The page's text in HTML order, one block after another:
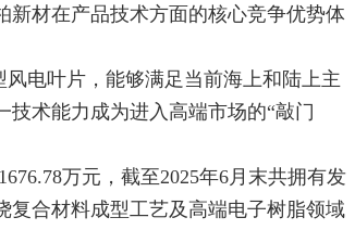
材在产品技术方面的核心竞争优势体
电叶片，能够满足当前海上和陆上主
术能力成为进入高端市场的“敲门
万元，截至2025年6月末共拥有发
复合材料成型工艺及高端电子树脂领域